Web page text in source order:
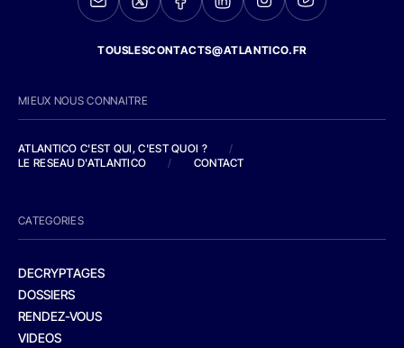
TOUSLESCONTACTS@ATLANTICO.FR
MIEUX NOUS CONNAITRE
ATLANTICO C'EST QUI, C'EST QUOI ?
/
LE RESEAU D'ATLANTICO
/ CONTACT
CATEGORIES
DECRYPTAGES
DOSSIERS
RENDEZ-VOUS
VIDEOS